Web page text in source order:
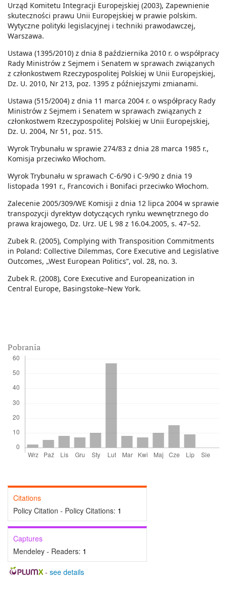
Pobrania
Citations
Policy Citation - Policy Citations: 1
Captures
Mendeley - Readers: 1
- see details
Urząd Komitetu Integracji Europejskiej (2003), Zapewnienie
skuteczności prawu Unii Europejskiej w prawie polskim.
Wytyczne polityki legislacyjnej i techniki prawodawczej,
Warszawa.
Ustawa (1395/2010) z dnia 8 października 2010 r. o współpracy
Rady Ministrów z Sejmem i Senatem w sprawach związanych
z członkostwem Rzeczypospolitej Polskiej w Unii Europejskiej,
Dz. U. 2010, Nr 213, poz. 1395 z późniejszymi zmianami.
Ustawa (515/2004) z dnia 11 marca 2004 r. o współpracy Rady
Ministrów z Sejmem i Senatem w sprawach związanych z
członkostwem Rzeczypospolitej Polskiej w Unii Europejskiej,
Dz. U. 2004, Nr 51, poz. 515.
Wyrok Trybunału w sprawie 274/83 z dnia 28 marca 1985 r.,
Komisja przeciwko Włochom.
Wyrok Trybunału w sprawach C-6/90 i C-9/90 z dnia 19
listopada 1991 r., Francovich i Bonifaci przeciwko Włochom.
Zalecenie 2005/309/WE Komisji z dnia 12 lipca 2004 w sprawie
transpozycji dyrektyw dotyczących rynku wewnętrznego do
prawa krajowego, Dz. Urz. UE L 98 z 16.04.2005, s. 47–52.
Zubek R. (2005), Complying with Transposition Commitments
in Poland: Collective Dilemmas, Core Executive and Legislative
Outcomes, „West European Politics”, vol. 28, no. 3.
Zubek R. (2008), Core Executive and Europeanization in
Central Europe, Basingstoke–New York.